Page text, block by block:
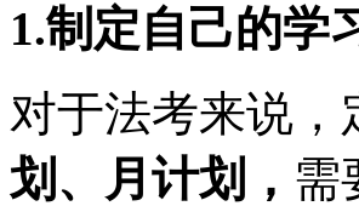
1.制定自己的学
对于法考来说
划、月计划， 需